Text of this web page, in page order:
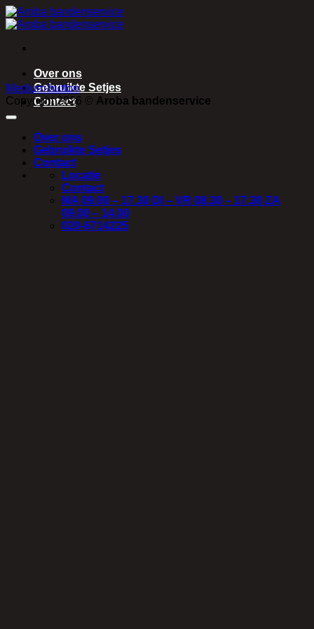
Ga
naar
Over ons
Gebruikte Setjes
Contact
Medium button
Copyright 2026 © Aroba bandenservice
Over ons
Gebruikte Setjes
Contact
Locatie
Contact
MA 09.00 – 17.30 DI – VR 08.30 – 17.30 ZA
09.00 – 14.00
020-6714225